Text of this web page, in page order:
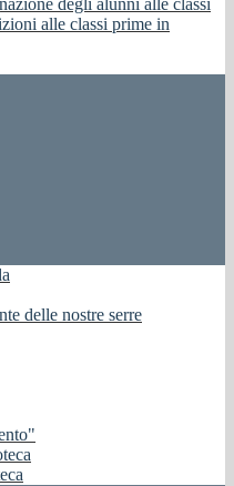
degli alunni alle classi
alle classi prime in
delle nostre serre